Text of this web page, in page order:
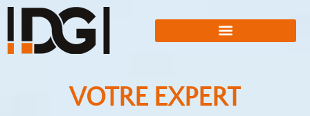
VOTRE EXPERT